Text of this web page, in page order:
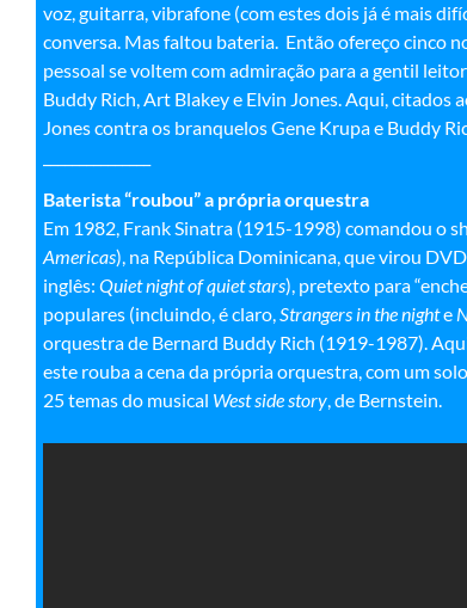
voz, guitarra, vibrafone (com estes dois já é mais
conversa. Mas faltou bateria. Então ofereço cinco
pessoal se voltem com admiração para a gentil
Buddy Rich, Art Blakey e Elvin Jones. Aqui, citados
Jones contra os branquelos Gene Krupa e Buddy
Baterista “roubou” a própria orquestra
Em 1982, Frank Sinatra (1915-1998) comandou o
Americas), na República Dominicana, que virou
inglês: Quiet night of quiet stars), pretexto para
populares (incluindo, é claro,Strangers in the nighte
orquestra de Bernard Buddy Rich (1919-1987).
este rouba a cena da própria orquestra, com um
25 temas do musical West side story, de Bernstein.